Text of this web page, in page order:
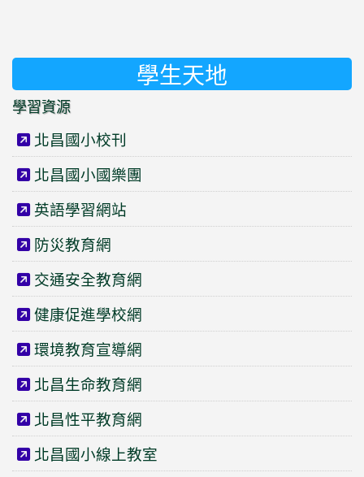
學生天地
學習資源
北昌國小校刊
北昌國小國樂團
英語學習網站
防災教育網
交通安全教育網
健康促進學校網
環境教育宣導網
北昌生命教育網
北昌性平教育網
北昌國小線上教室